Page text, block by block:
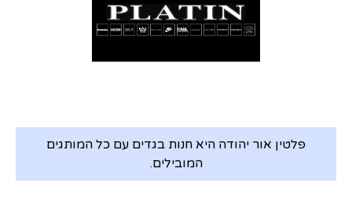
פלטין אור יהודה היא חנות בגדים עם כל המותגים
המובילים.